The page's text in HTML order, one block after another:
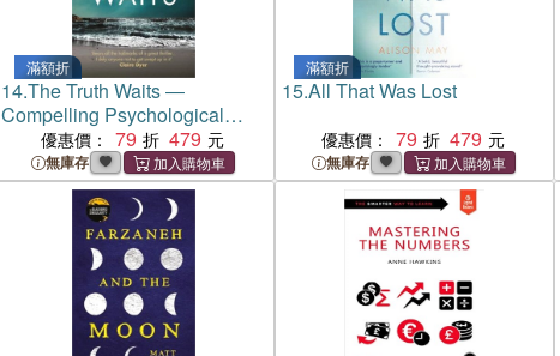
滿額折
14.The Truth Waits ―
Compelling Psychological
Suspense Set in Lithuania
優惠價： 79 479
無庫存
滿額折
15.All That Was Lost
優惠價： 79 479
無庫存